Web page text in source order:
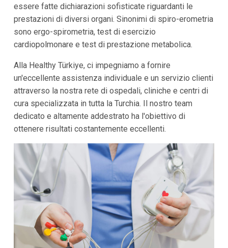
essere fatte dichiarazioni sofisticate riguardanti le
prestazioni di diversi organi. Sinonimi di spiro-erometria
sono ergo-spirometria, test di esercizio
cardiopolmonare e test di prestazione metabolica.
Alla Healthy Türkiye, ci impegniamo a fornire
un'eccellente assistenza individuale e un servizio clienti
attraverso la nostra rete di ospedali, cliniche e centri di
cura specializzata in tutta la Turchia. Il nostro team
dedicato e altamente addestrato ha l'obiettivo di
ottenere risultati costantemente eccellenti.